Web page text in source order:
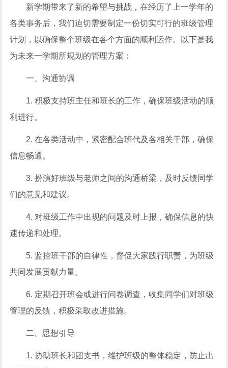
新学期带来了新的希望与挑战，在经历了上一学年的
各类事务后，我们迫切需要制定一份切实可行的班级管理
计划，以确保整个班级在各个方面的顺利运作。以下是我
为未来一学期所规划的管理方案：
一、沟通协调
1. 积极支持班主任和班长的工作，确保班级活动的顺
利进行。
2. 在各类活动中，紧密配合班代及各相关干部，确保
信息畅通。
3. 扮演好班级与老师之间的沟通桥梁，及时反馈同学
们的意见和建议。
4. 对班级工作中出现的问题及时上报，确保信息的快
速传递和处理。
5. 监控班干部的自律性，督促大家践行职责，为班级
共同发展贡献力量。
6. 定期召开班会或进行问卷调查，收集同学们对班级
管理的反馈，积极采取改进措施。
二、思想引导
1. 协助班长和团支书，维护班级的整体稳定，防止出